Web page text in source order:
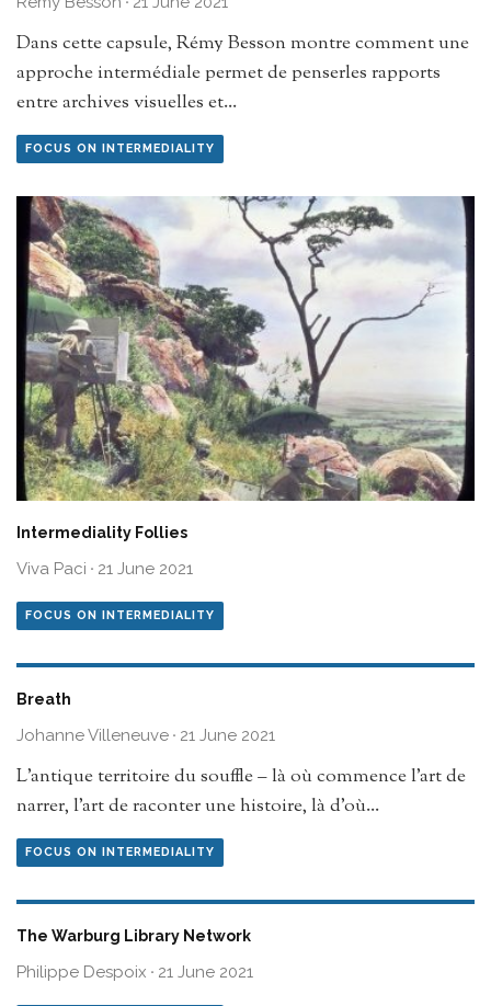
Dans cette capsule, Rémy Besson montre comment une
approche intermédiale permet de penserles rapports
entre archives visuelles et...
FOCUS ON INTERMEDIALITY
Intermediality Follies
Viva Paci · 21 June 2021
FOCUS ON INTERMEDIALITY
Breath
Johanne Villeneuve · 21 June 2021
L’antique territoire du souffle – là où commence l’art de
narrer, l’art de raconter une histoire, là d’où...
FOCUS ON INTERMEDIALITY
The Warburg Library Network
Philippe Despoix · 21 June 2021